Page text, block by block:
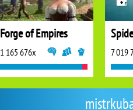
Forge of Empires
1 165 676x 7 019